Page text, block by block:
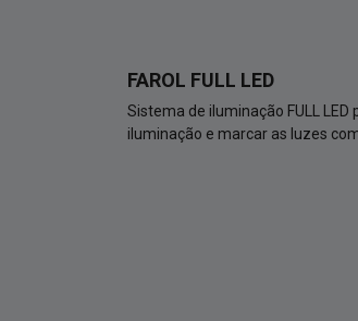
FAROL FULL LED
Sistema de iluminação FULL
iluminação e marcar as luzes